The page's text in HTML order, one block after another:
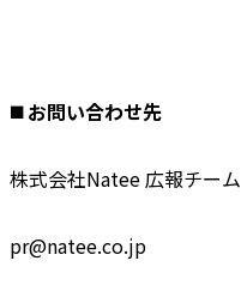
◼️ お問い合わせ先
株式会社Natee 広報チーム
pr@natee.co.jp